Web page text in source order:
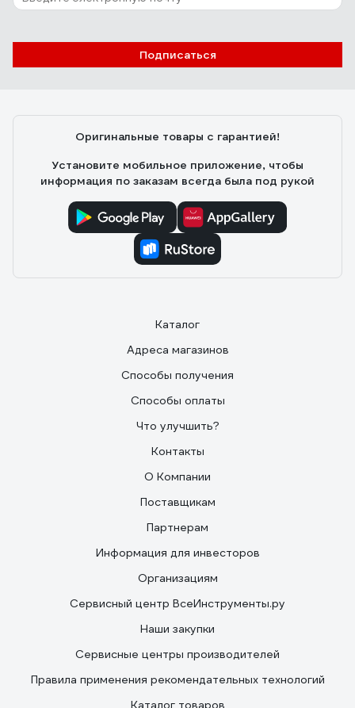
х, КМ6, Р9 020665
Подписаться
Оригинальные товары с гарантией!
Установите мобильное приложение, чтобы
информация по заказам всегда была под рукой
Каталог
Адреса магазинов
Способы получения
Способы оплаты
Что улучшить?
Контакты
О Компании
Поставщикам
Партнерам
Информация для инвесторов
Организациям
Сервисный центр ВсеИнструменты.ру
Наши закупки
Сервисные центры производителей
Правила применения рекомендательных технологий
Каталог товаров